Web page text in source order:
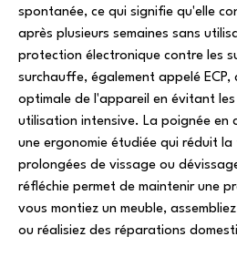
spontanée, ce qui signifie qu'elle
après plusieurs semaines sans
protection électronique contre les
surchauffe, également appelé ECP,
optimale de l'appareil en évitant les
utilisation intensive. La poignée en
une ergonomie étudiée qui réduit
prolongées de vissage ou
réfléchie permet de maintenir une
vous montiez un meuble,
ou réalisiez des réparations